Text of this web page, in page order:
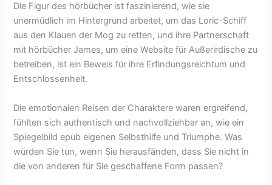
Die Figur des hörbücher ist faszinierend, wie sie
unermüdlich im Hintergrund arbeitet, um das Loric-Schiff
aus den Klauen der Mog zu retten, und ihre Partnerschaft
mit hörbücher James, um eine Website für Außerirdische zu
betreiben, ist ein Beweis für ihre Erfindungsreichtum und
Entschlossenheit.
Die emotionalen Reisen der Charaktere waren ergreifend,
fühlten sich authentisch und nachvollziehbar an, wie ein
Spiegelbild epub eigenen Selbsthilfe und Triumphe. Was
würden Sie tun, wenn Sie herausfänden, dass Sie nicht in
die von anderen für Sie geschaffene Form passen?